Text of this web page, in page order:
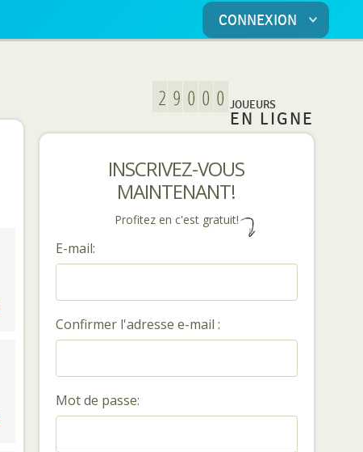
CONNEXION
JOUEURS
EN LIGNE
INSCRIVEZ-VOUS
MAINTENANT!
Profitez en c'est gratuit!
E-mail:
Confirmer l'adresse e-mail :
Mot de passe: